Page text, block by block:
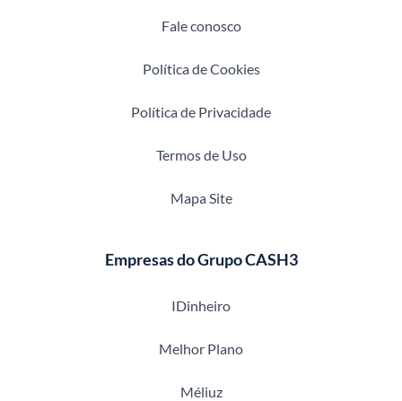
Fale conosco
Política de Cookies
Política de Privacidade
Termos de Uso
Mapa Site
Empresas do Grupo CASH3
IDinheiro
Melhor Plano
Méliuz